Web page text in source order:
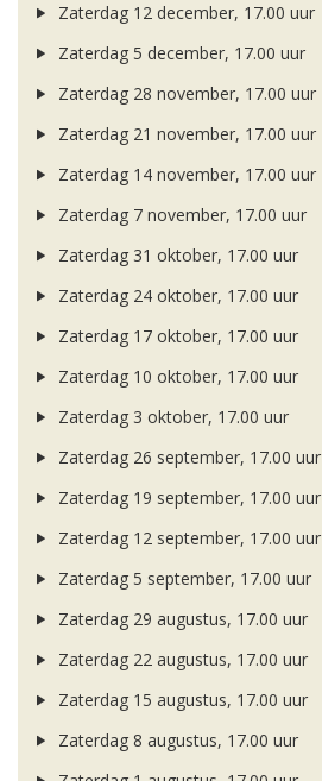
Zaterdag 12 december, 17.00 uur
Zaterdag 5 december, 17.00 uur
Zaterdag 28 november, 17.00 uur
Zaterdag 21 november, 17.00 uur
Zaterdag 14 november, 17.00 uur
Zaterdag 7 november, 17.00 uur
Zaterdag 31 oktober, 17.00 uur
Zaterdag 24 oktober, 17.00 uur
Zaterdag 17 oktober, 17.00 uur
Zaterdag 10 oktober, 17.00 uur
Zaterdag 3 oktober, 17.00 uur
Zaterdag 26 september, 17.00 uur
Zaterdag 19 september, 17.00 uur
Zaterdag 12 september, 17.00 uur
Zaterdag 5 september, 17.00 uur
Zaterdag 29 augustus, 17.00 uur
Zaterdag 22 augustus, 17.00 uur
Zaterdag 15 augustus, 17.00 uur
Zaterdag 8 augustus, 17.00 uur